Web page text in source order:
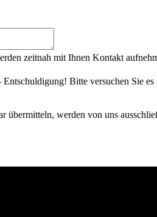
zeitnah mit Ihnen Kontakt
Bitte versuchen Sie
übermitteln, werden von uns